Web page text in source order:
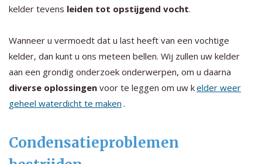
kelder tevens leiden tot opstijgend vocht.
Wanneer u vermoedt dat u last heeft van een vochtige
kelder, dan kunt u ons meteen bellen. Wij zullen uw kelder
aan een grondig onderzoek onderwerpen, om u daarna
diverse oplossingen voor te leggen om uw kelder weer
geheel waterdicht te maken .
Condensatieproblemen